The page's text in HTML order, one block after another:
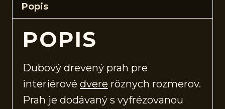
Popis
POPIS
Dubový drevený prah pre
interiérové dvere rôznych rozmerov.
Prah je dodávaný s vyfrézovanou